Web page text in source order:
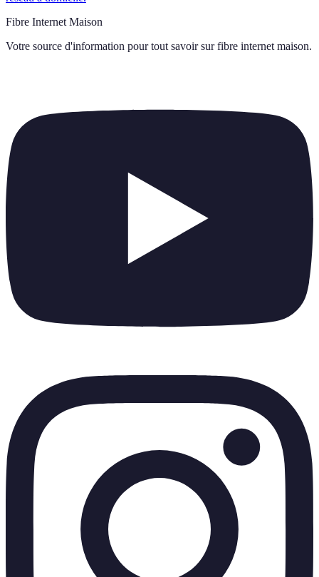
Fibre Internet Maison
Votre source d'information pour tout savoir sur fibre internet maison.